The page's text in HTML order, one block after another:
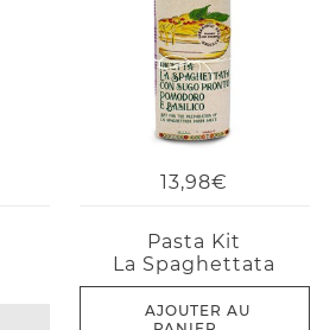
13,98€
Pasta Kit
La Spaghettata
AJOUTER AU